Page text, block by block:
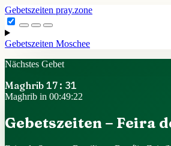
Gebetszeiten pray.zone
Gebetszeiten Moschee
Nächstes Gebet
Maghrib 17:31
Maghrib in 00:49:21
Gebetszeiten – Feira